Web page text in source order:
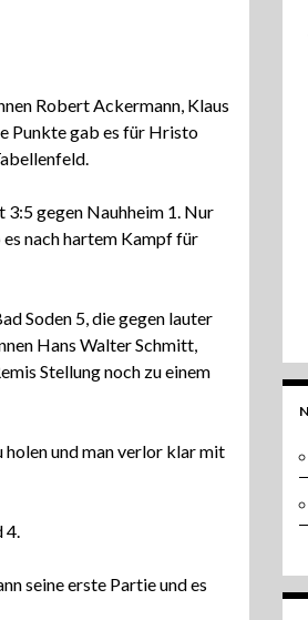
Robert Ackermann, Klaus
Punkte gab es für Hristo
3:5 gegen Nauhheim 1. Nur
nach hartem Kampf für
Soden 5, die gegen lauter
Hans Walter Schmitt,
Stellung noch zu einem
und man verlor klar mit
4.
seine erste Partie und es